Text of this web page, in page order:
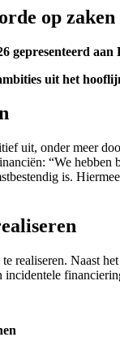
op
gepresenteerd
uit het
uit, onder meer
“We
is.
realiseren. Naast